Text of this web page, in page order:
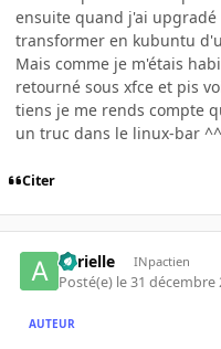
ensuite quand j'ai upgradé
transformer en kubuntu
Mais comme je m'étais
retourné sous xfce et pis
tiens je me rends compte
un truc dans le linux-bar
Citer
aurielle INpactien
Posté(e) le 31 décembre
AUTEUR